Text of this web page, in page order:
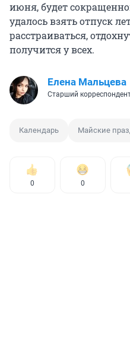
июня, будет
удалось взять отпуск
расстраиваться,
получится у всех.
Елена Мальцева
Старший
Календарь Майские
0 0